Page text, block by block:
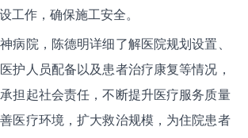
工作，确保施工安全。
院，陈德明详细了解医院规划设置、
护人员配备以及患者治疗康复等情况，
担起社会责任，不断提升医疗服务质量
医疗环境，扩大救治规模，为住院患者